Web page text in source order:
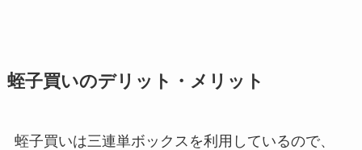
蛭子買いのデリット・メリット
蛭子買いは三連単ボックスを利用しているので、